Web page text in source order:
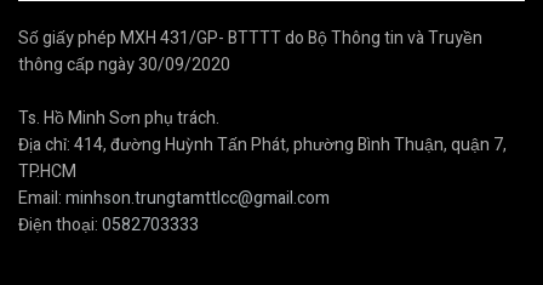
Số giấy phép MXH 431/GP- BTTTT do Bộ Thông tin và Truyền
thông cấp ngày 30/09/2020
Ts. Hồ Minh Sơn phụ trách.
Địa chỉ: 414, đường Huỳnh Tấn Phát, phường Bình Thuận, quận 7,
TP.HCM
Email:minhson.trungtamttlcc@gmail.com
Điện thoại:0582703333